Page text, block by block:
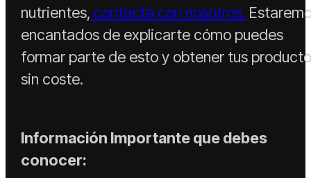
nutrientes, contacta con nosotros.
encantados de explicarte cómo puedes
formar parte de esto y obtener tus
sin coste.
Información Importante que debes
conocer: